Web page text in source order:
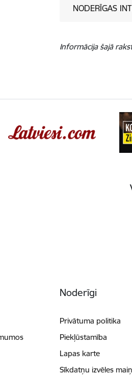
NODERĪGAS
Informācija šajā
Noderīgi
Privātuma politika
Piekļūstamība
Lapas karte
Sīkdatņu izvēles